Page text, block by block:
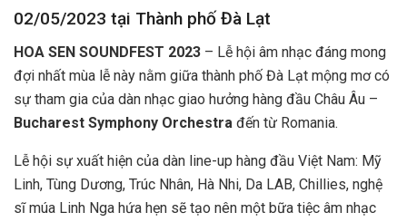
02/05/2023 tại Thành phố Đà Lạt
HOA SEN SOUNDFEST 2023 – Lễ hội âm nhạc đáng mong
đợi nhất mùa lễ này nằm giữa thành phố Đà Lạt mộng mơ có
sự tham gia của dàn nhạc giao hưởng hàng đầu Châu Âu –
Bucharest Symphony Orchestra đến từ Romania.
Lễ hội sự xuất hiện của dàn line-up hàng đầu Việt Nam: Mỹ
Linh, Tùng Dương, Trúc Nhân, Hà Nhi, Da LAB, Chillies, nghệ
sĩ múa Linh Nga hứa hẹn sẽ tạo nên một bữa tiệc âm nhạc